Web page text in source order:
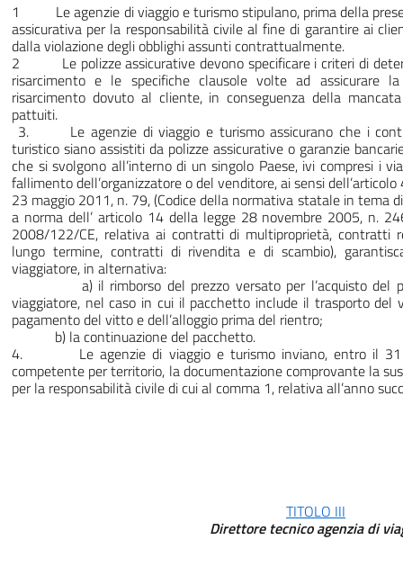
1 Le agenzie di viaggio e turismo stipulano, prima della
assicurativa per la responsabilità civile al fine di garantire ai
dalla violazione degli obblighi assunti contrattualmente.
2 Le polizze assicurative devono specificare i criteri di
risarcimento e le specifiche clausole volte ad assicurare
risarcimento dovuto al cliente, in conseguenza della
pattuiti.
3. Le agenzie di viaggio e turismo assicurano che i
turistico siano assistiti da polizze assicurative o garanzie
che si svolgono all’interno di un singolo Paese, ivi compresi i
fallimento dell’organizzatore o del venditore, ai sensi
23 maggio 2011, n. 79, (Codice della normativa statale in tema
a norma dell’ articolo 14 della legge 28 novembre 2005, n.
2008/122/CE, relativa ai contratti di multiproprietà, contratti
lungo termine, contratti di rivendita e di scambio),
viaggiatore, in alternativa:
a) il rimborso del prezzo versato per l’acquisto del
viaggiatore, nel caso in cui il pacchetto include il trasporto del
pagamento del vitto e dell’alloggio prima del rientro;
b) la continuazione del pacchetto.
4. Le agenzie di viaggio e turismo inviano, entro il 31
competente per territorio, la documentazione comprovante la
per la responsabilità civile di cui al comma 1, relativa all’anno
TITOLO III
Direttore tecnico agenzia di